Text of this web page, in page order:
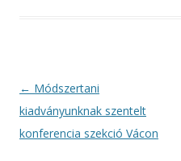
Bejegyzés
navigáció
← Módszertani
kiadványunknak szentelt
konferencia szekció Vácon